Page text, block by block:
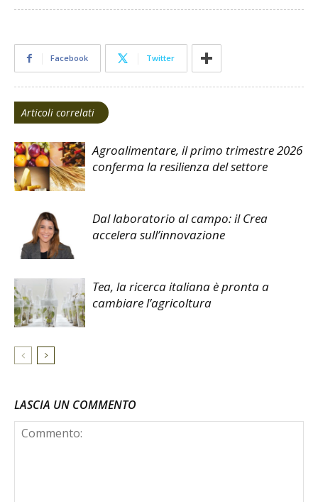
Facebook Twitter
Articoli correlati
Agroalimentare, il primo trimestre 2026
conferma la resilienza del settore
Dal laboratorio al campo: il Crea
accelera sull’innovazione
Tea, la ricerca italiana è pronta a
cambiare l’agricoltura
LASCIA UN COMMENTO